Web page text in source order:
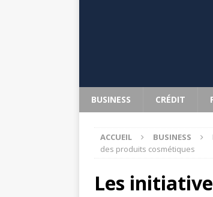
BUSINESS CRÉDIT
ACCUEIL BUSINESS
des produits cosmétiques
Les